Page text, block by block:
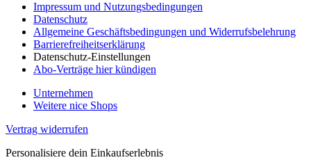
Impressum und Nutzungsbedingungen
Datenschutz
Allgemeine Geschäftsbedingungen und Widerrufsbelehrung
Barrierefreiheitserklärung
Datenschutz-Einstellungen
Abo-Verträge hier kündigen
Unternehmen
Weitere nice Shops
Vertrag widerrufen
Personalisiere dein Einkaufserlebnis